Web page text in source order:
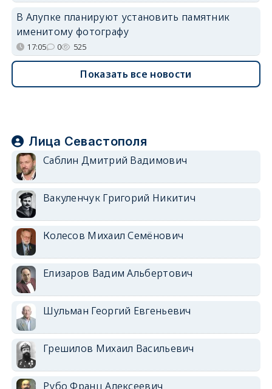
В Алупке планируют установить памятник
именитому фотографу
17:05 0 525
Показать все новости
Лица Севастополя
Саблин Дмитрий Вадимович
Вакуленчук Григорий Никитич
Колесов Михаил Семёнович
Елизаров Вадим Альбертович
Шульман Георгий Евгеньевич
Грешилов Михаил Васильевич
Рубо Франц Алексеевич